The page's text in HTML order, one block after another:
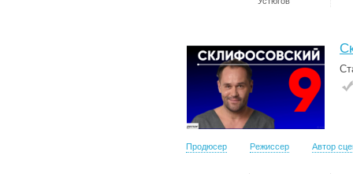
Продюсер Режиссер Автор